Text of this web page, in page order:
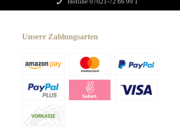
Unsere Zahlungsarten